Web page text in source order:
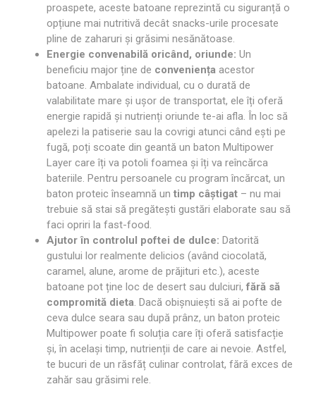
proaspete, aceste batoane reprezintă cu siguranță o
opțiune mai nutritivă decât snacks-urile procesate
pline de zaharuri și grăsimi nesănătoase.
Energie convenabilă oricând, oriunde: Un
beneficiu major ține de conveniența acestor
batoane. Ambalate individual, cu o durată de
valabilitate mare și ușor de transportat, ele îți oferă
energie rapidă și nutrienți oriunde te-ai afla. În loc să
apelezi la patiserie sau la covrigi atunci când ești pe
fugă, poți scoate din geantă un baton Multipower
Layer care îți va potoli foamea și îți va reîncărca
bateriile. Pentru persoanele cu program încărcat, un
baton proteic înseamnă un timp câștigat – nu mai
trebuie să stai să pregătești gustări elaborate sau să
faci opriri la fast-food.
Ajutor în controlul poftei de dulce: Datorită
gustului lor realmente delicios (având ciocolată,
caramel, alune, arome de prăjituri etc.), aceste
batoane pot ține loc de desert sau dulciuri, fără să
compromită dieta. Dacă obișnuiești să ai pofte de
ceva dulce seara sau după prânz, un baton proteic
Multipower poate fi soluția care îți oferă satisfacție
și, în același timp, nutrienții de care ai nevoie. Astfel,
te bucuri de un răsfăț culinar controlat, fără exces de
zahăr sau grăsimi rele.